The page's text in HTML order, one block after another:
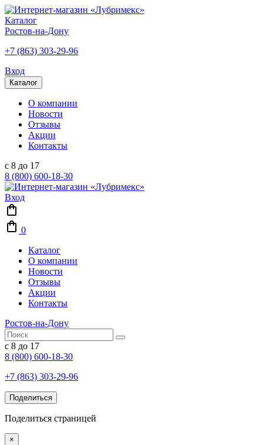
Каталог
Ростов-на-Дону
+7 (863) 303-29-96
Вход
Каталог
О компании
Новости
Отзывы
Акции
Контакты
с 8 до 17
8 (800) 600-18-30
Вход
0
Каталог
О компании
Новости
Отзывы
Акции
Контакты
Ростов-на-Дону
с 8 до 17
8 (800) 600-18-30
+7 (863) 303-29-96
Поделиться
Поделиться страницей
×